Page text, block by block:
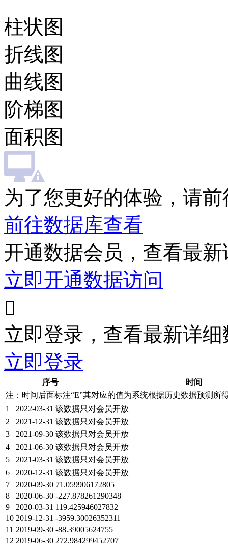
柱状图
折线图
曲线图
阶梯图
面积图
为了您更好的体验，请
前往数据库查看
开通数据会员，查看最
立即开通数据访问

立即登录，查看最新详细
立即登录
序号
时间
注：时间后面标注“E”其对应的值为系统根据历史数据预测所
1
2022-03-31 该数据只对会员开放
2
2021-12-31 该数据只对会员开放
3
2021-09-30 该数据只对会员开放
4
2021-06-30 该数据只对会员开放
5
2021-03-31 该数据只对会员开放
6
2020-12-31 该数据只对会员开放
7
2020-09-30 71.059906172805
8
2020-06-30 -227.878261290348
9
2020-03-31 119.425946027832
10 2019-12-31 -3959.30026352311
11 2019-09-30 -88.39005624755
12 2019-06-30 272.984299452707